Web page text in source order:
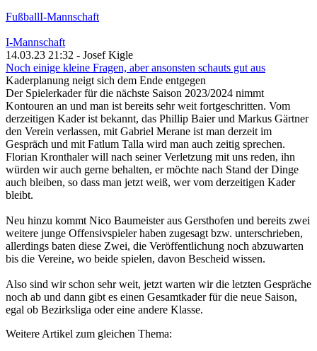
FußballI-Mannschaft
I-Mannschaft
14.03.23 21:32 - Josef Kigle
Noch einige kleine Fragen, aber ansonsten schauts gut aus
Kaderplanung neigt sich dem Ende entgegen
Der Spielerkader für die nächste Saison 2023/2024 nimmt
Kontouren an und man ist bereits sehr weit fortgeschritten. Vom
derzeitigen Kader ist bekannt, das Phillip Baier und Markus Gärtner
den Verein verlassen, mit Gabriel Merane ist man derzeit im
Gespräch und mit Fatlum Talla wird man auch zeitig sprechen.
Florian Kronthaler will nach seiner Verletzung mit uns reden, ihn
würden wir auch gerne behalten, er möchte nach Stand der Dinge
auch bleiben, so dass man jetzt weiß, wer vom derzeitigen Kader
bleibt.
Neu hinzu kommt Nico Baumeister aus Gersthofen und bereits zwei
weitere junge Offensivspieler haben zugesagt bzw. unterschrieben,
allerdings baten diese Zwei, die Veröffentlichung noch abzuwarten
bis die Vereine, wo beide spielen, davon Bescheid wissen.
Also sind wir schon sehr weit, jetzt warten wir die letzten Gespräche
noch ab und dann gibt es einen Gesamtkader für die neue Saison,
egal ob Bezirksliga oder eine andere Klasse.
Weitere Artikel zum gleichen Thema: